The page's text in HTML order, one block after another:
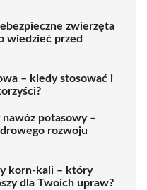
zwierzęta
wiedzieć przed
– kiedy stosować i
nawóz potasowy –
rozwoju
korn-kali – który
dla Twoich upraw?